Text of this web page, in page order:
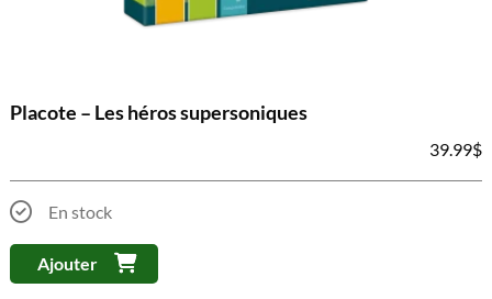
Placote – Les héros supersoniques
39.99$
En stock
Ajouter